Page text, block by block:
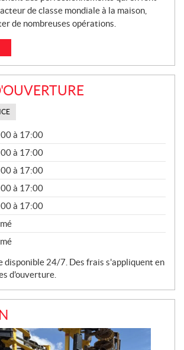
de classe mondiale à la maison,
de nombreuses opérations.
à 17:00
à 17:00
à 17:00
à 17:00
à 17:00
disponible 24/7. Des frais s'appliquent en
d'ouverture.